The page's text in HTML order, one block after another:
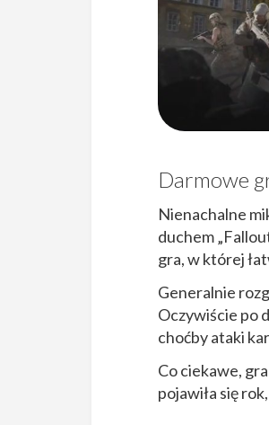
Darmowe
Nienachalne
duchem
gra, w której
Generalnie
Oczywiście po
choćby ataki
Co ciekawe,
pojawiła się